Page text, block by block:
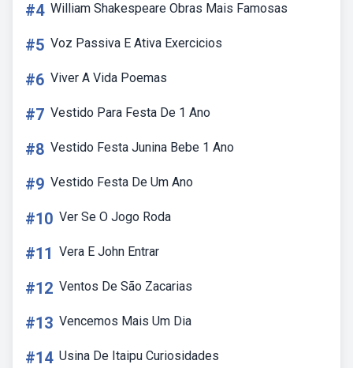
#4 William Shakespeare Obras Mais Famosas
#5 Voz Passiva E Ativa Exercicios
#6 Viver A Vida Poemas
#7 Vestido Para Festa De 1 Ano
#8 Vestido Festa Junina Bebe 1 Ano
#9 Vestido Festa De Um Ano
#10 Ver Se O Jogo Roda
#11 Vera E John Entrar
#12 Ventos De São Zacarias
#13 Vencemos Mais Um Dia
#14 Usina De Itaipu Curiosidades